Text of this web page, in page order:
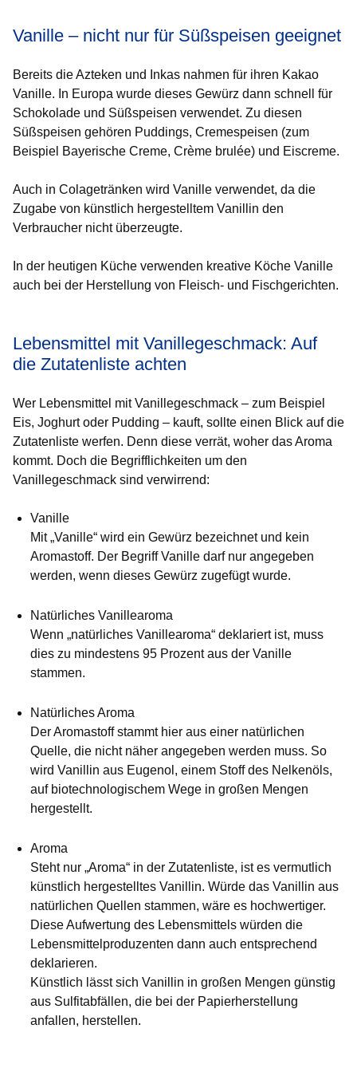
Vanille – nicht nur für Süßspeisen geeignet
Bereits die Azteken und Inkas nahmen für ihren Kakao
Vanille. In Europa wurde dieses Gewürz dann schnell für
Schokolade und Süßspeisen verwendet. Zu diesen
Süßspeisen gehören Puddings, Cremespeisen (zum
Beispiel Bayerische Creme, Crème brulée) und Eiscreme.
Auch in Colagetränken wird Vanille verwendet, da die
Zugabe von künstlich hergestelltem Vanillin den
Verbraucher nicht überzeugte.
In der heutigen Küche verwenden kreative Köche Vanille
auch bei der Herstellung von Fleisch- und Fischgerichten.
Lebensmittel mit Vanillegeschmack: Auf
die Zutatenliste achten
Wer Lebensmittel mit Vanillegeschmack – zum Beispiel
Eis, Joghurt oder Pudding – kauft, sollte einen Blick auf die
Zutatenliste werfen. Denn diese verrät, woher das Aroma
kommt. Doch die Begrifflichkeiten um den
Vanillegeschmack sind verwirrend:
Vanille
Mit „Vanille“ wird ein Gewürz bezeichnet und kein
Aromastoff. Der Begriff Vanille darf nur angegeben
werden, wenn dieses Gewürz zugefügt wurde.
Natürliches Vanillearoma
Wenn „natürliches Vanillearoma“ deklariert ist, muss
dies zu mindestens 95 Prozent aus der Vanille
stammen.
Natürliches Aroma
Der Aromastoff stammt hier aus einer natürlichen
Quelle, die nicht näher angegeben werden muss. So
wird Vanillin aus Eugenol, einem Stoff des Nelkenöls,
auf biotechnologischem Wege in großen Mengen
hergestellt.
Aroma
Steht nur „Aroma“ in der Zutatenliste, ist es vermutlich
künstlich hergestelltes Vanillin. Würde das Vanillin aus
natürlichen Quellen stammen, wäre es hochwertiger.
Diese Aufwertung des Lebensmittels würden die
Lebensmittelproduzenten dann auch entsprechend
deklarieren.
Künstlich lässt sich Vanillin in großen Mengen günstig
aus Sulfitabfällen, die bei der Papierherstellung
anfallen, herstellen.